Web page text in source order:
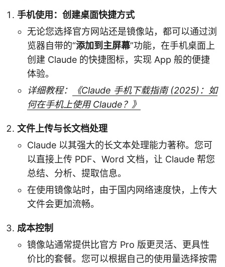
手机使用：创建桌面快捷方式
无论您选择官方网站还是镜像站，都可以通过浏
览器自带的“添加到主屏幕”功能，在手机桌面上
创建 Claude 的快捷图标，实现 App 般的便捷
体验。
详细教程：
《Claude 手机下载指南 (2025)：如
何在手机上使用 Claude？》
文件上传与长文档处理
Claude 以其强大的长文本处理能力著称。您可
以直接上传 PDF、Word 文档，让 Claude 帮您
总结、分析、提取信息。
在使用镜像站时，由于国内网络速度快，上传大
文件会更加流畅。
成本控制
镜像站通常提供比官方 Pro 版更灵活、更具性
价比的套餐。您可以根据自己的使用量选择按需